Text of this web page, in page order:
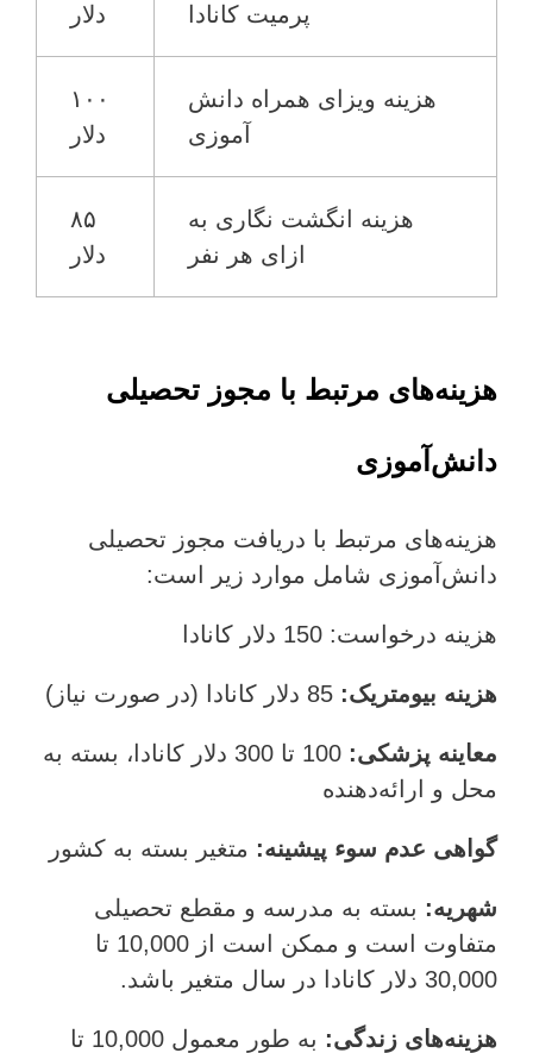
پرمیت کانادا دلار
هزینه ویزای همراه دانش
آموزی
۱۰۰
دلار
هزینه انگشت نگاری به
ازای هر نفر
۸۵
دلار
هزینه‌های مرتبط با مجوز تحصیلی
دانش‌آموزی
هزینه‌های مرتبط با دریافت مجوز تحصیلی
دانش‌آموزی شامل موارد زیر است:
هزینه درخواست: 150 دلار کانادا
هزینه بیومتریک:
معاینه پزشکی:
100 تا 300 دلار کانادا، بسته به
محل و ارائه‌دهنده
گواهی عدم سوء پیشینه: متغیر بسته به کشور
شهریه: بسته به مدرسه و مقطع تحصیلی
متفاوت است و ممکن است از 10,000 تا
30,000 دلار کانادا در سال متغیر باشد.
هزینه‌های زندگی:
به طور معمول 10,000 تا